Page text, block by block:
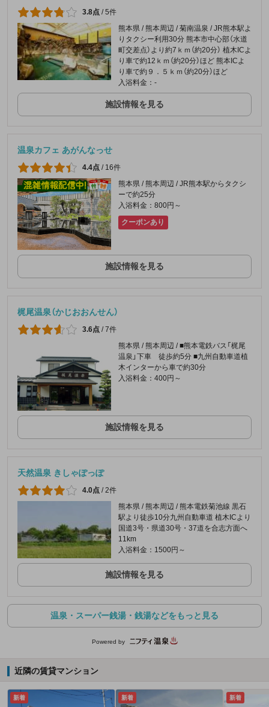
3.8点 /5件
熊本県 / 熊本周辺 / 菊南温泉 / JR熊本駅よ
りタクシー利用30分 熊本市中心部（水道
町交差点）より約7ｋｍ（約20分） 植木ICよ
り車で約12ｋｍ（約20分）ほど 熊本ICよ
り車で約９．５ｋｍ（約20分）ほど
入浴料金：-
施設情報を見る
温泉カフェ あがんなっせ
4.4点 / 16件
熊本県 / 熊本周辺 / JR熊本駅からタクシ
ーで約25分
入浴料金：800円～
クーポンあり
施設情報を見る
梶尾温泉（かじおおんせん）
3.6点 /7件
熊本県 / 熊本周辺 / ■熊本電鉄バス「梶尾
温泉」下車 徒歩約5分 ■九州自動車道植
木インターから車で約30分
入浴料金：400円～
施設情報を見る
天然温泉 きしゃぽっぽ
4.0点 /2件
熊本県 / 熊本周辺 / 熊本電鉄菊池線 黒石
駅より徒歩10分九州自動車道 植木ICより
国道3号・県道30号・37道を合志方面へ
11km
入浴料金：1500円～
施設情報を見る
温泉・スーパー銭湯・銭湯などをもっと見る
Powered by
近隣の賃貸マンション
新着 新着 新着